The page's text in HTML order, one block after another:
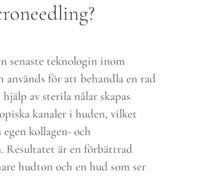
senaste teknologin inom
används för att behandla en rad
av sterila nålar skapas
kanaler i huden, vilket
kollagen- och
Resultatet är en förbättrad
hudton och en hud som ser